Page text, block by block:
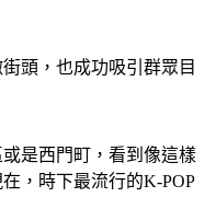
頭，也成功吸引群眾目
是西門町，看到像這樣
，時下最流行的K-POP